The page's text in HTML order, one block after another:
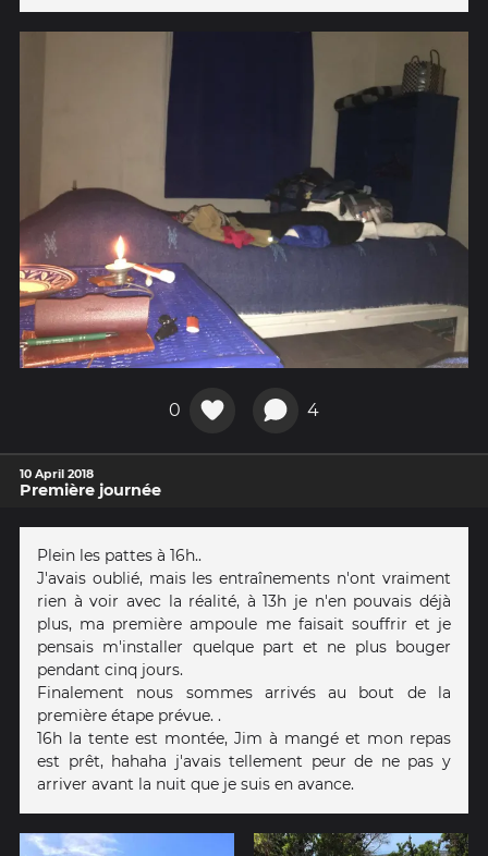
0 4
10 April 2018
Première journée
Plein les pattes à 16h..
J'avais oublié, mais les entraînements n'ont vraiment
rien à voir avec la réalité, à 13h je n'en pouvais déjà
plus, ma première ampoule me faisait souffrir et je
pensais m'installer quelque part et ne plus bouger
pendant cinq jours.
Finalement nous sommes arrivés au bout de la
première étape prévue. .
16h la tente est montée, Jim à mangé et mon repas
est prêt, hahaha j'avais tellement peur de ne pas y
arriver avant la nuit que je suis en avance.